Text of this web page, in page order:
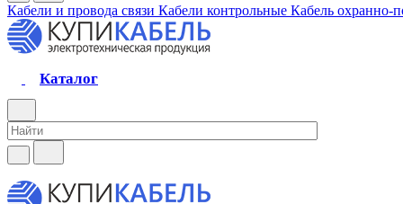
Кабели и провода связи Кабели контрольные Кабель охранно-
Каталог